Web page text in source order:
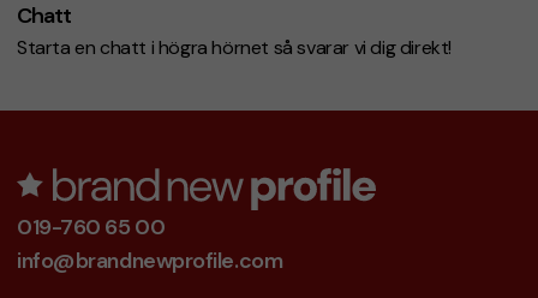
Chatt
Starta en chatt i högra hörnet så svarar vi dig direkt!
019-760 65 00
info@brandnewprofile.com